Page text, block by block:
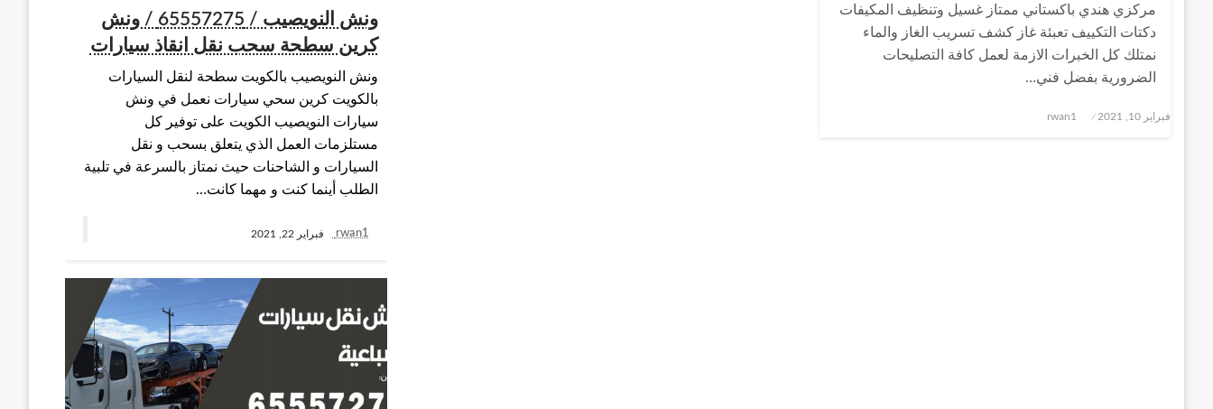
مركزي هندي باكستاني ممتاز غسيل وتنظيف المكيفات
دكتات التكييف تعبئة غاز كشف تسريب الغاز والماء
نمتلك كل الخبرات الازمة لعمل كافة التصليحات
الضرورية بفضل فني…
نُشر
فبراير 10, 2021 rwan1
ونش النويصيب / 65557275 / ونش
كرين سطحة سحب نقل انقاذ سيارات
ونش النويصيب بالكويت سطحة لنقل السيارات
بالكويت كرين سحي سيارات نعمل في ونش
سيارات النويصيب الكويت على توفير كل
مستلزمات العمل الذي يتعلق بسحب و نقل
السيارات و الشاحنات حيث نمتاز بالسرعة في تلبية
الطلب أينما كنت و مهما كانت…
rwan1 فبراير 22, 2021